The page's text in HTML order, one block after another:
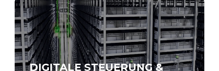
DIGITALE STEUERUNG &